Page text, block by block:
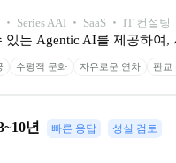
‧ Series AAI ‧ SaaS ‧ IT 컨설팅
있는 Agentic AI를 제공하
수평적 문화 자유로운 연차 판교
년 빠른 응답
성실 검토